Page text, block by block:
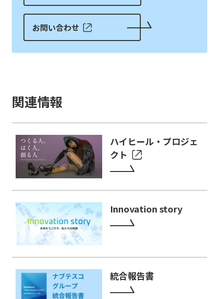
お問い合わせ
関連情報
ハイヒール・プロジェ
クト
Innovation story
統合報告書